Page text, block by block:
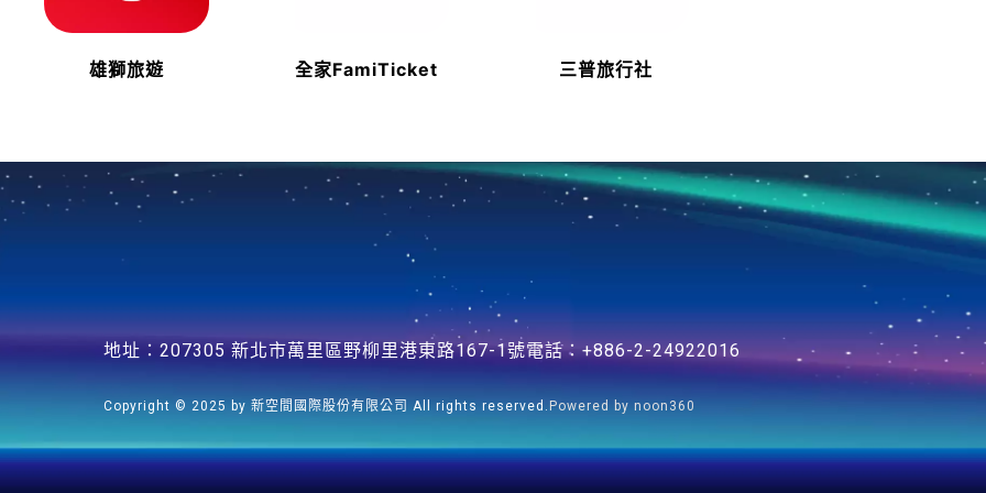
雄獅旅遊 全家FamiTicket 三普旅行社
地址：207305 新北市萬里區野柳里港東路167-1號電話：+886-2-24922016
Copyright © 2025 by 新空間國際股份有限公司 All rights reserved. Powered by noon360